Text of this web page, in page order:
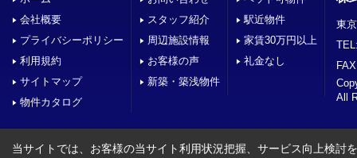
会社概要
プライバシーポリシー
利用規約
サイトマップ
物件カタログ
スタッフ紹介
周辺施設情報
お客様の声
新築・築浅物件
駅近物件
家賃30万円以上
礼金なし
東
All
当サイトでは、お客様の当サイト利用状況把握、サービス向上検討